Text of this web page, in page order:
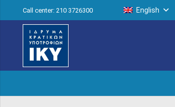
Call center: 210 3726300 English